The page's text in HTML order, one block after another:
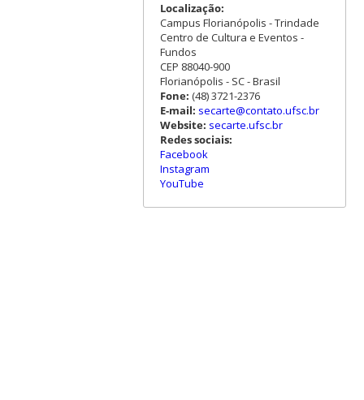
Localização:
Campus Florianópolis - Trindade
Centro de Cultura e Eventos -
Fundos
CEP 88040-900
Florianópolis - SC - Brasil
Fone: (48) 3721-2376
E-mail: secarte@contato.ufsc.br
Website: secarte.ufsc.br
Redes sociais:
Facebook
Instagram
YouTube